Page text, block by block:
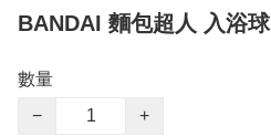
BANDAI 麵包超人 入浴球
數量
−
+